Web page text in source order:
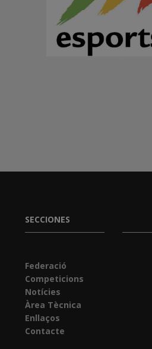
SECCIONES
Federació
Competicions
Notícies
Àrea Tècnica
Enllaços
Contacte